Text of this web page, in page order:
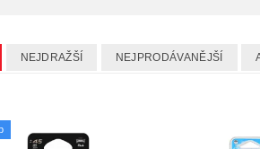
NEJDRAŽŠÍ NEJPRODÁVANĚJŠÍ